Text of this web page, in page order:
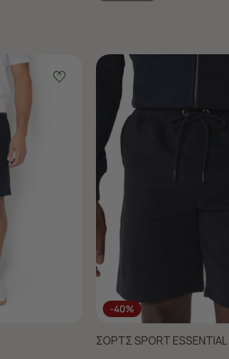
-40%
ΣΟΡΤΣ SPORT ESSENTIAL